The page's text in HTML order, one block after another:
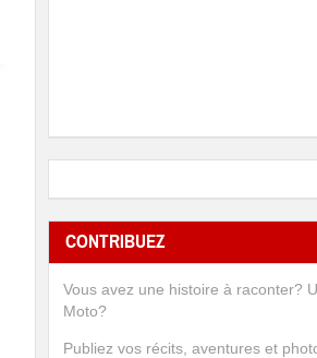
CONTRIBUEZ
Vous avez une histoire à raconter?
Moto?
Publiez vos récits, aventures et